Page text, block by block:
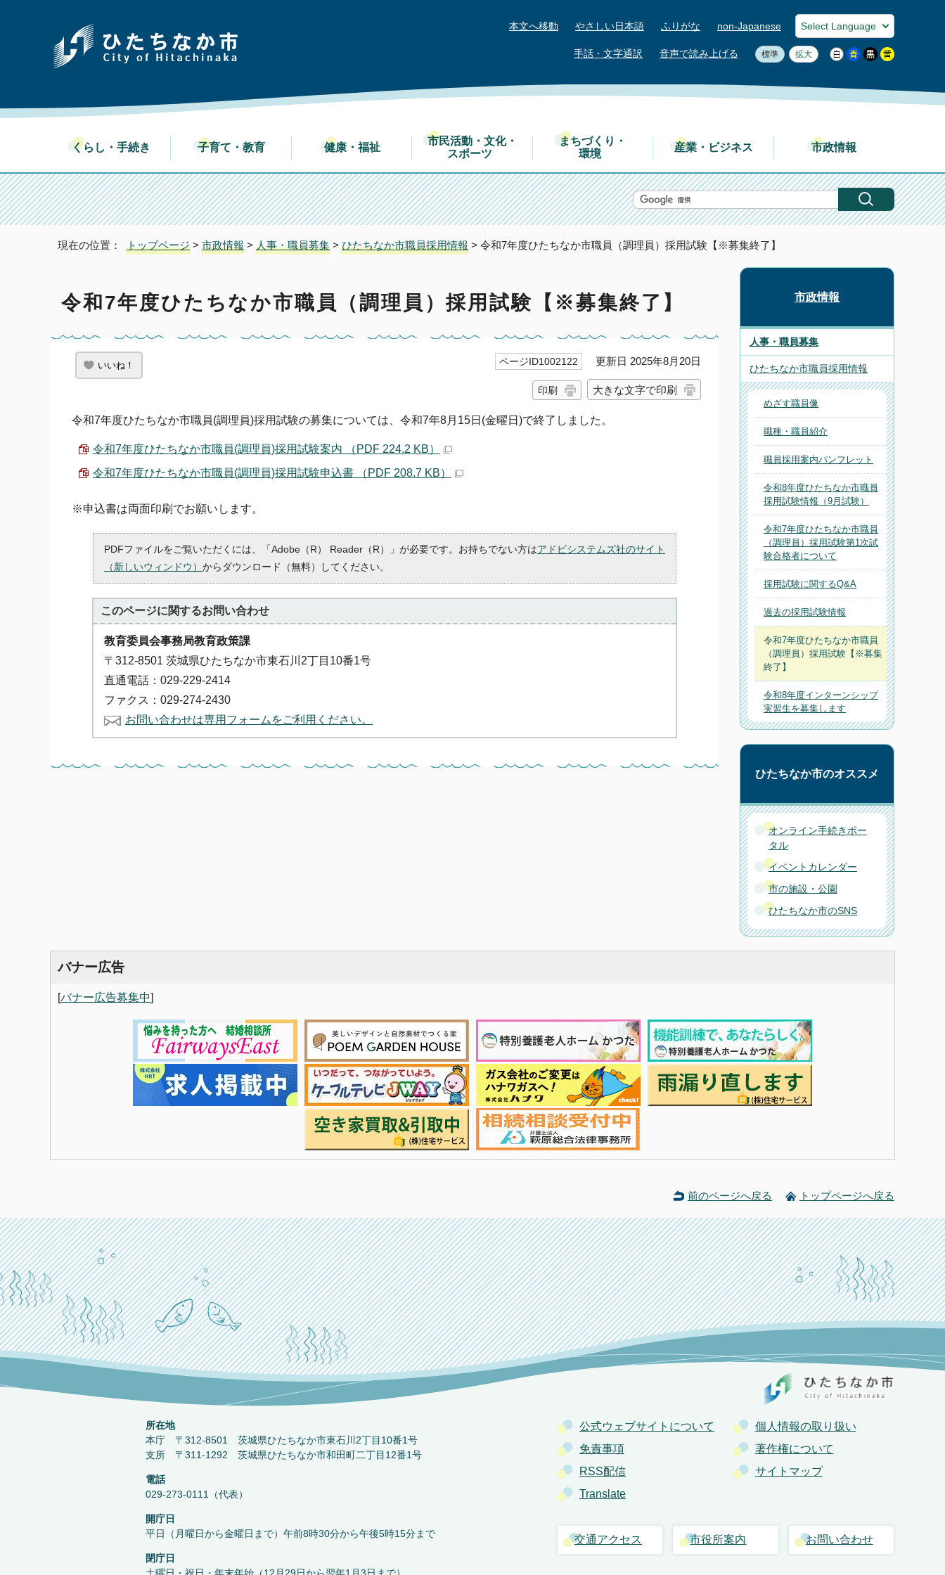
本文へ移動 やさしい日本語 ふりがな non-Japanese
手話・文字通訳 音声で読み上げる 標準 拡大
くらし・手続き 子育て・教育 健康・福祉
市民活動・文化・
スポーツ
まちづくり・
環境
産業・ビジネス 市政情報
現在の位置： トップページ > 市政情報 > 人事・職員募集 > ひたちなか市職員採用情報 > 令和7年度ひたちなか市職員（調理員）採用試験【※募集終了】
令和7年度ひたちなか市職員（調理員）採用試験【※募集終了】
いいね！ ページID1002122 更新日 2025年8月20日
印刷 大きな文字で印刷
令和7年度ひたちなか市職員(調理員)採用試験の募集については、令和7年8月15日(金曜日)で終了しました。
令和7年度ひたちなか市職員(調理員)採用試験案内 （PDF 224.2 KB）
令和7年度ひたちなか市職員(調理員)採用試験申込書 （PDF 208.7 KB）
※申込書は両面印刷でお願いします。
PDFファイルをご覧いただくには、「Adobe（R） Reader（R）」が必要です。お持ちでない方はアドビシステムズ社のサイト
（新しいウィンドウ） からダウンロード（無料）してください。
このページに関するお問い合わせ
教育委員会事務局教育政策課
〒312-8501 茨城県ひたちなか市東石川2丁目10番1号
直通電話：029-229-2414
ファクス：029-274-2430
お問い合わせは専用フォームをご利用ください。
市政情報
人事・職員募集
ひたちなか市職員採用情報
めざす職員像
職種・職員紹介
職員採用案内パンフレット
令和8年度ひたちなか市職員
採用試験情報（9月試験）
令和7年度ひたちなか市職員
（調理員）採用試験第1次試
験合格者について
採用試験に関するQ&A
過去の採用試験情報
令和7年度ひたちなか市職員
（調理員）採用試験【※募集
終了】
令和8年度インターンシップ
実習生を募集します
ひたちなか市のオススメ
オンライン手続きポー
タル
イベントカレンダー
市の施設・公園
ひたちなか市のSNS
バナー広告
[バナー広告募集中]
前のページへ戻る トップページへ戻る
公式ウェブサイトについて
個人情報の取り扱い
免責事項
著作権について
RSS配信
サイトマップ
Translate
交通アクセス 市役所案内 お問い合わせ
所在地
本庁 〒312-8501 茨城県ひたちなか市東石川2丁目10番1号
支所 〒311-1292 茨城県ひたちなか市和田町二丁目12番1号
電話
029-273-0111（代表）
開庁日
平日（月曜日から金曜日まで）午前8時30分から午後5時15分まで
閉庁日